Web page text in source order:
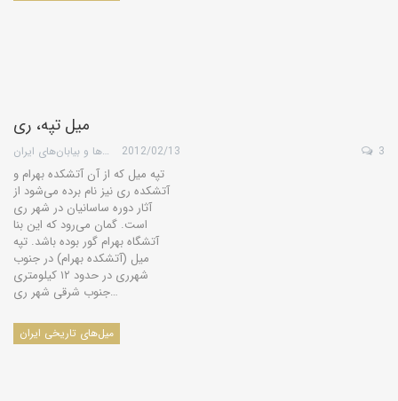
میل تپه، ری
گروه کویرها و بیابان‌های ایران 2012/02/13 3
تپه میل که از آن آتشکده بهرام و
آتشكده ری نیز نام برده می‌شود از
آثار دوره ساسانیان در شهر ری
است. گمان می‌رود که این بنا
آتشگاه بهرام گور بوده باشد. تپه
میل (آتشکده بهرام) در جنوب
شهرری در حدود ۱۲ کیلومتری
جنوب شرقی شهر ری…
میل‌های تاریخی ایران